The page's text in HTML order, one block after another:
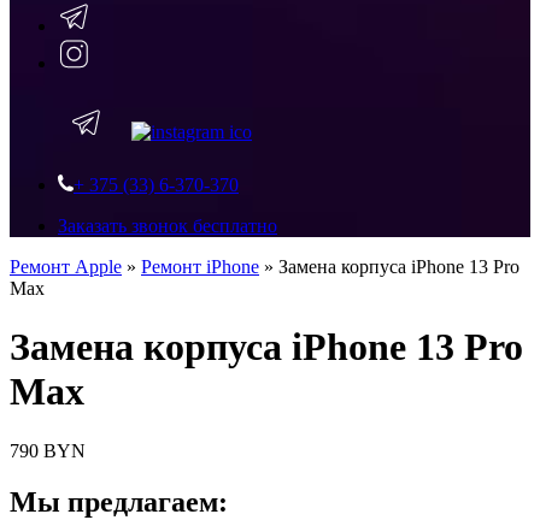
+ 375 (33) 6-370-370
Заказать звонок бесплатно
Ремонт Apple » Ремонт iPhone » Замена корпуса iPhone 13 Pro
Max
Замена корпуса iPhone 13 Pro
Max
790 BYN
Мы предлагаем: